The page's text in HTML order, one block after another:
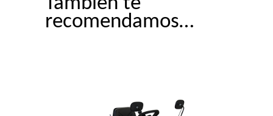
recomendamos…